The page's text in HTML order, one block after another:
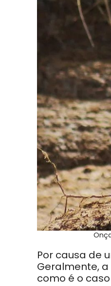
Por causa de
Geralmente,
como é o